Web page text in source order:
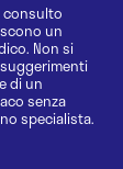
consulto
un
Non si
di un
senza
specialista.